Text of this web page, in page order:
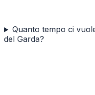
Quanto tempo ci
del Garda?